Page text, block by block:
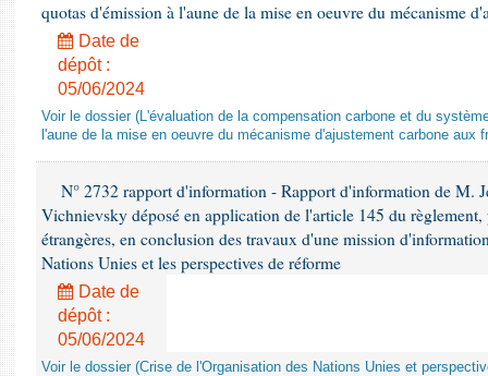
quotas d'émission à l'aune de la mise en oeuvre du mécanisme
Date de
dépôt :
05/06/2024
Voir le dossier (L'évaluation de la compensation carbone et du
l'aune de la mise en oeuvre du mécanisme d'ajustement carbone aux
N° 2732 rapport d'information - Rapport d'information de M.
Vichnievsky déposé en application de l'article 145 du règlement,
étrangères, en conclusion des travaux d'une mission
Nations Unies et les perspectives de réforme
Date de
dépôt :
05/06/2024
Voir le dossier (Crise de l'Organisation des Nations Unies et